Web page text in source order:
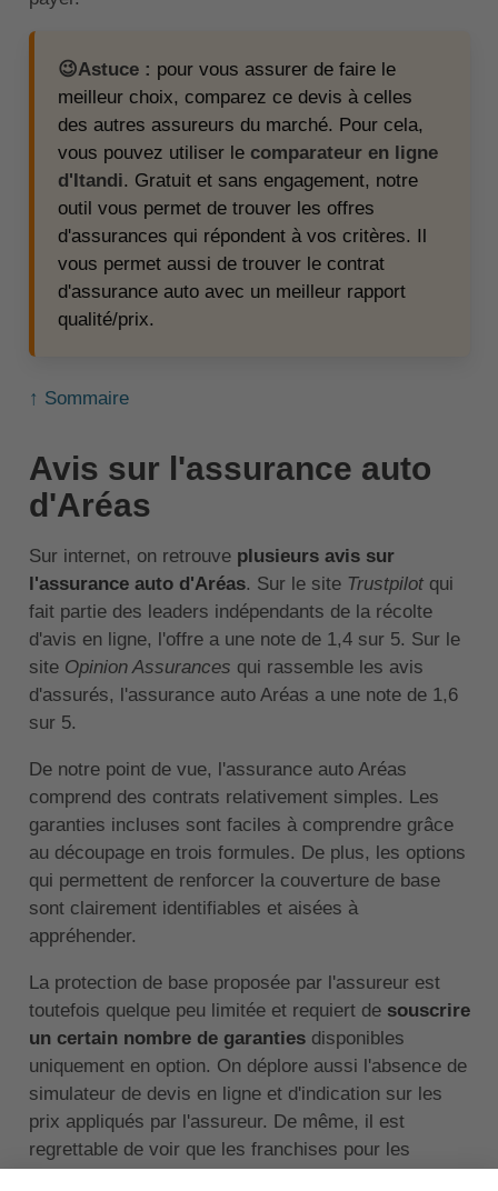
😉Astuce : pour vous assurer de faire le
meilleur choix, comparez ce devis à celles
des autres assureurs du marché. Pour cela,
vous pouvez utiliser le comparateur en ligne
d'Itandi. Gratuit et sans engagement, notre
outil vous permet de trouver les offres
d'assurances qui répondent à vos critères. Il
vous permet aussi de trouver le contrat
d'assurance auto avec un meilleur rapport
qualité/prix.
↑ Sommaire
Avis sur l'assurance auto
d'Aréas
Sur internet, on retrouve plusieurs avis sur
l'assurance auto d'Aréas. Sur le site Trustpilotqui
fait partie des leaders indépendants de la récolte
d'avis en ligne, l'offre a une note de 1,4 sur 5. Sur le
site Opinion Assurances qui rassemble les avis
d'assurés, l'assurance auto Aréas a une note de 1,6
sur 5.
De notre point de vue, l'assurance auto Aréas
comprend des contrats relativement simples. Les
garanties incluses sont faciles à comprendre grâce
au découpage en trois formules. De plus, les options
qui permettent de renforcer la couverture de base
sont clairement identifiables et aisées à
appréhender.
La protection de base proposée par l'assureur est
toutefois quelque peu limitée et requiert de souscrire
un certain nombre de garantiesdisponibles
uniquement en option. On déplore aussi l'absence de
simulateur de devis en ligne et d'indication sur les
prix appliqués par l'assureur. De même, il est
regrettable de voir que les franchises pour les